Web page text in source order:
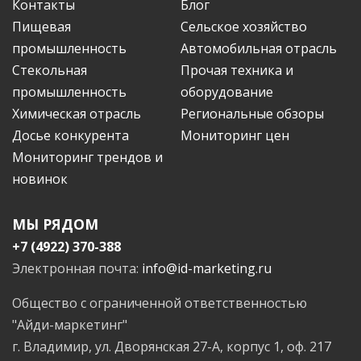
Контакты
Блог
Пищевая
промышленность
Сельское хозяйство
Автомобильная отрасль
Стекольная
промышленность
Прочая техника и
оборудование
Химическая отрасль
Региональные обзоры
Досье конкурента
Мониторинг цен
Мониторинг трендов и
новинок
МЫ РЯДОМ
+7 (4922) 370-388
Электронная почта: info@id-marketing.ru
Общество с ограниченной ответственностью
"Айди-маркетинг"
г. Владимир, ул. Дворянская 27-А, корпус 1, оф. 217